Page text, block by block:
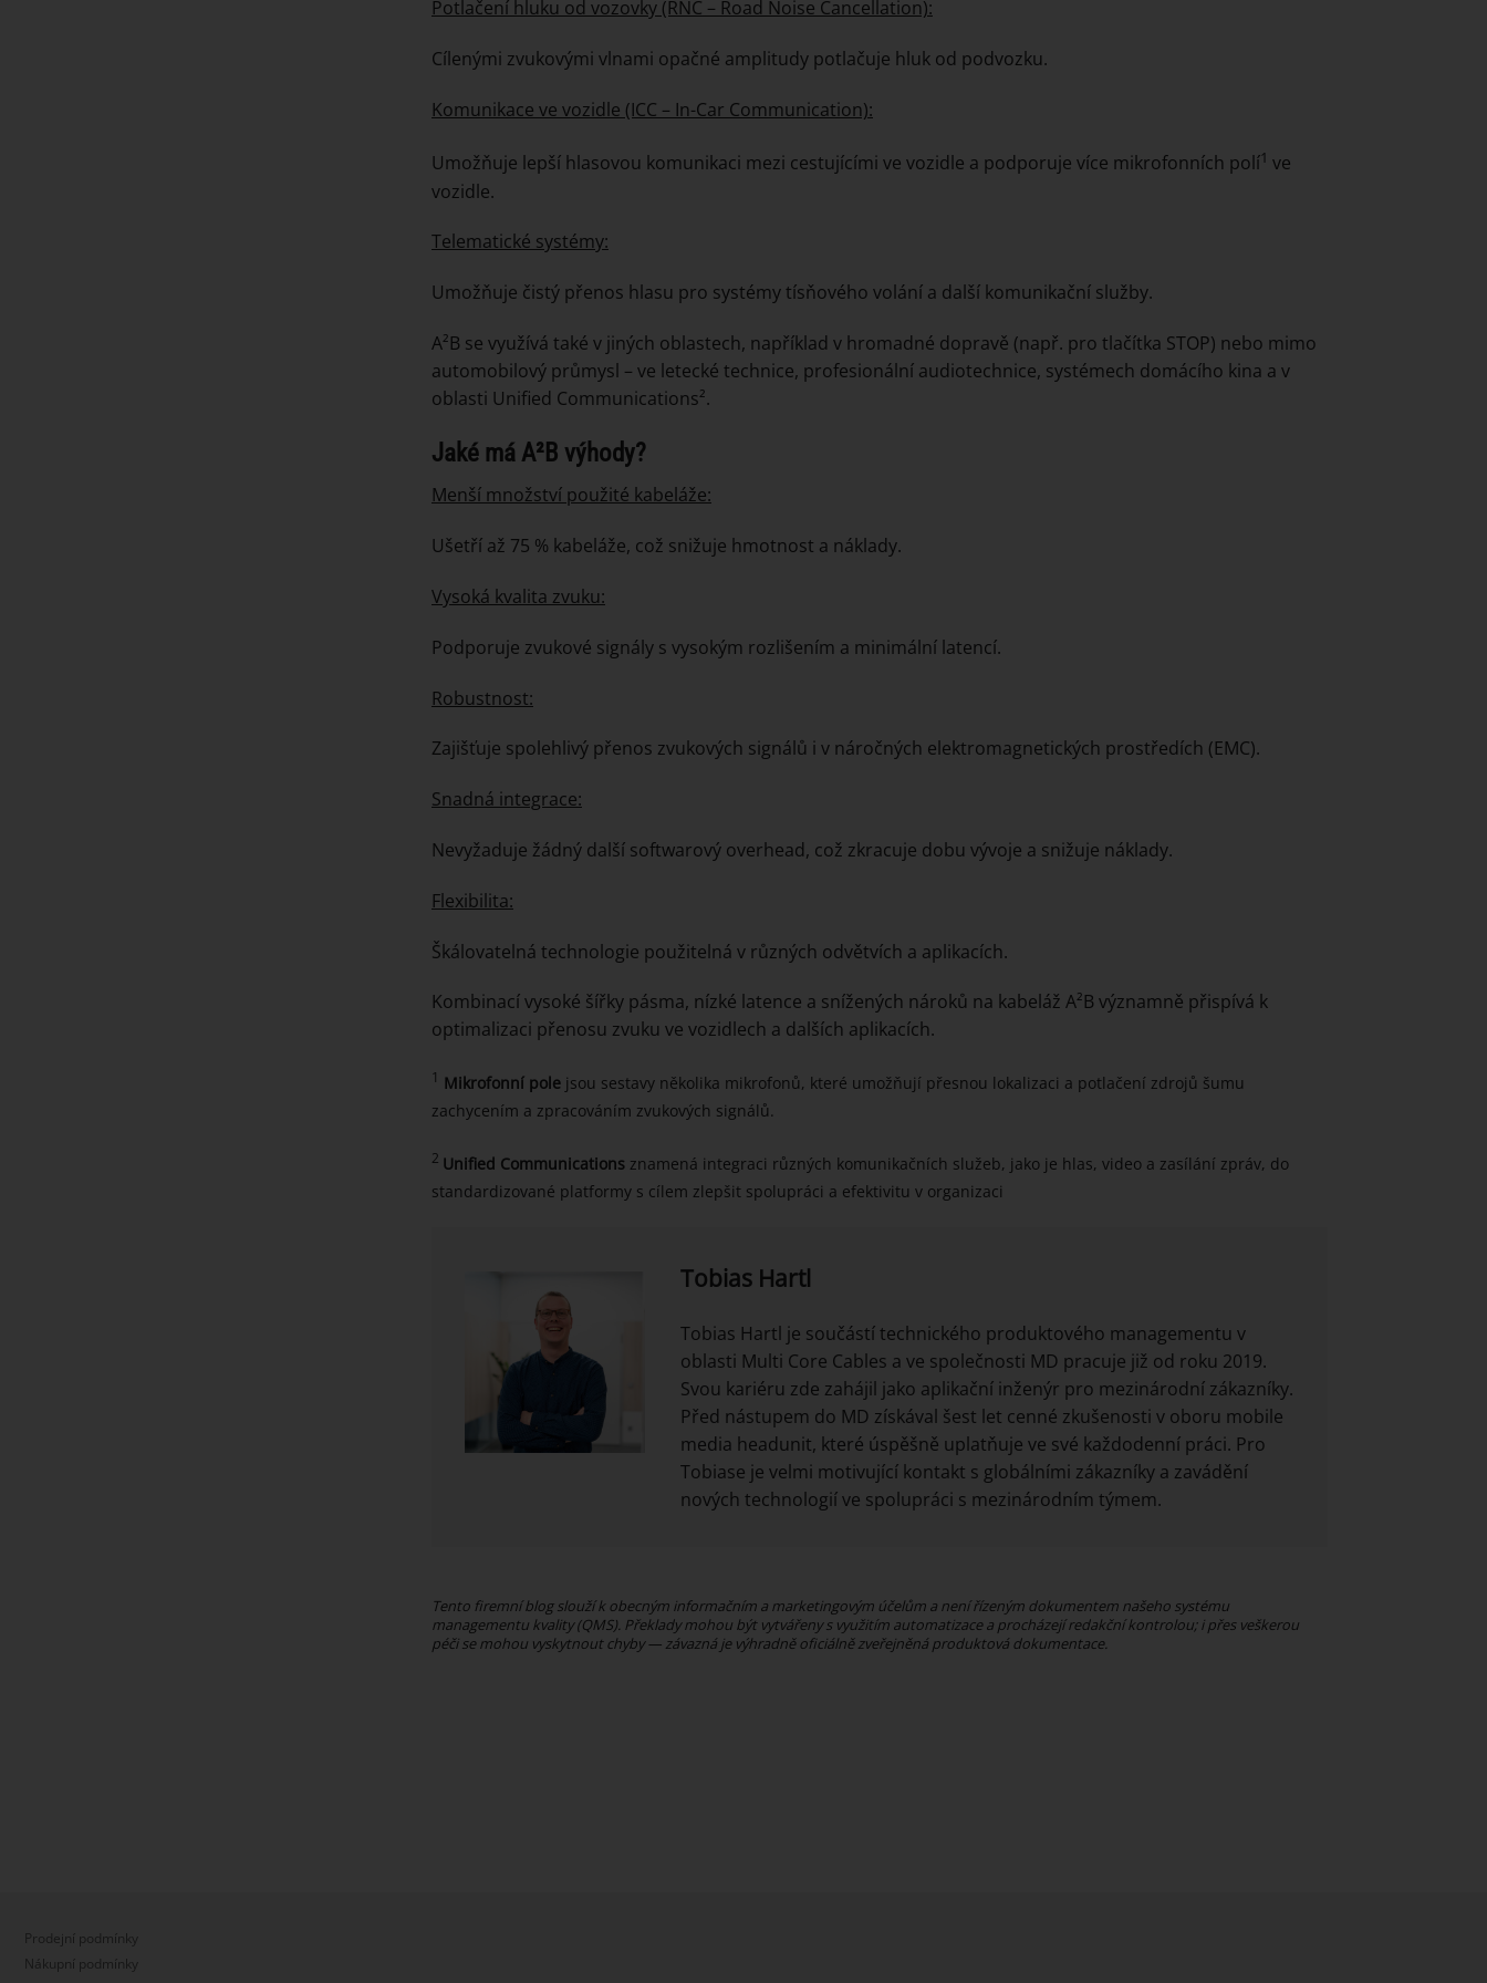
Potlačení hluku od vozovky (RNC – Road Noise Cancellation):
Cílenými zvukovými vlnami opačné amplitudy potlačuje hluk od podvozku.
Komunikace ve vozidle (ICC – In-Car Communication):
Umožňuje lepší hlasovou komunikaci mezi cestujícími ve vozidle a podporuje více mikrofonních polí1 ve
vozidle.
Telematické systémy:
Umožňuje čistý přenos hlasu pro systémy tísňového volání a další komunikační služby.
A²B se využívá také v jiných oblastech, například v hromadné dopravě (např. pro tlačítka STOP) nebo mimo
automobilový průmysl – ve letecké technice, profesionální audiotechnice, systémech domácího kina a v
oblasti Unified Communications².
Jaké má A²B výhody?
Menší množství použité kabeláže:
Ušetří až 75 % kabeláže, což snižuje hmotnost a náklady.
Vysoká kvalita zvuku:
Podporuje zvukové signály s vysokým rozlišením a minimální latencí.
Robustnost:
Zajišťuje spolehlivý přenos zvukových signálů i v náročných elektromagnetických prostředích (EMC).
Snadná integrace:
Nevyžaduje žádný další softwarový overhead, což zkracuje dobu vývoje a snižuje náklady.
Flexibilita:
Škálovatelná technologie použitelná v různých odvětvích a aplikacích.
Kombinací vysoké šířky pásma, nízké latence a snížených nároků na kabeláž A²B významně přispívá k
optimalizaci přenosu zvuku ve vozidlech a dalších aplikacích.
1 Mikrofonní pole jsou sestavy několika mikrofonů, které umožňují přesnou lokalizaci a potlačení zdrojů šumu
zachycením a zpracováním zvukových signálů.
2 Unified Communications znamená integraci různých komunikačních služeb, jako je hlas, video a zasílání zpráv, do
standardizované platformy s cílem zlepšit spolupráci a efektivitu v organizaci
Tobias Hartl
Tobias Hartl je součástí technického produktového managementu v
oblasti Multi Core Cables a ve společnosti MD pracuje již od roku 2019.
Svou kariéru zde zahájil jako aplikační inženýr pro mezinárodní zákazníky.
Před nástupem do MD získával šest let cenné zkušenosti v oboru mobile
media headunit, které úspěšně uplatňuje ve své každodenní práci. Pro
Tobiase je velmi motivující kontakt s globálními zákazníky a zavádění
nových technologií ve spolupráci s mezinárodním týmem.
Tento firemní blog slouží k obecným informačním a marketingovým účelům a není řízeným dokumentem našeho systému
managementu kvality (QMS). Překlady mohou být vytvářeny s využitím automatizace a procházejí redakční kontrolou; i přes veškerou
péči se mohou vyskytnout chyby — závazná je výhradně oficiálně zveřejněná produktová dokumentace.
Prodejní podmínky
Nákupní podmínky